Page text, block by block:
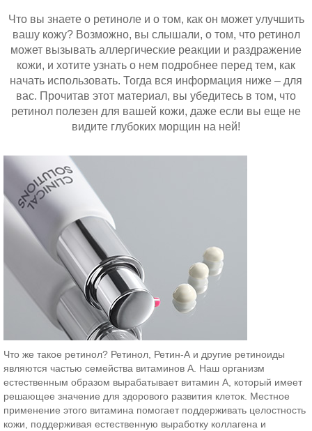
Что вы знаете о ретиноле и о том, как он может улучшить
вашу кожу? Возможно, вы слышали, о том, что ретинол
может вызывать аллергические реакции и раздражение
кожи, и хотите узнать о нем подробнее перед тем, как
начать использовать. Тогда вся информация ниже – для
вас. Прочитав этот материал, вы убедитесь в том, что
ретинол полезен для вашей кожи, даже если вы еще не
видите глубоких морщин на ней!
Что же такое ретинол? Ретинол, Ретин-А и другие ретиноиды
являются частью семейства витаминов А. Наш организм
естественным образом вырабатывает витамин А, который имеет
решающее значение для здорового развития клеток. Местное
применение этого витамина помогает поддерживать целостность
кожи, поддерживая естественную выработку коллагена и